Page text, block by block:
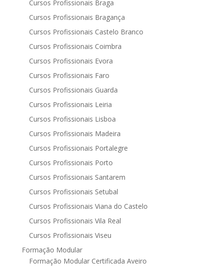
Cursos Profissionais Braga
Cursos Profissionais Bragança
Cursos Profissionais Castelo Branco
Cursos Profissionais Coimbra
Cursos Profissionais Evora
Cursos Profissionais Faro
Cursos Profissionais Guarda
Cursos Profissionais Leiria
Cursos Profissionais Lisboa
Cursos Profissionais Madeira
Cursos Profissionais Portalegre
Cursos Profissionais Porto
Cursos Profissionais Santarem
Cursos Profissionais Setubal
Cursos Profissionais Viana do Castelo
Cursos Profissionais Vila Real
Cursos Profissionais Viseu
Formação Modular
Formação Modular Certificada Aveiro